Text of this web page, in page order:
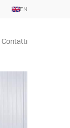
EN
Contatti